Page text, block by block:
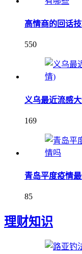
高情商的回话
550
义乌最近流感
169
青岛平度疫情
85
理财知识